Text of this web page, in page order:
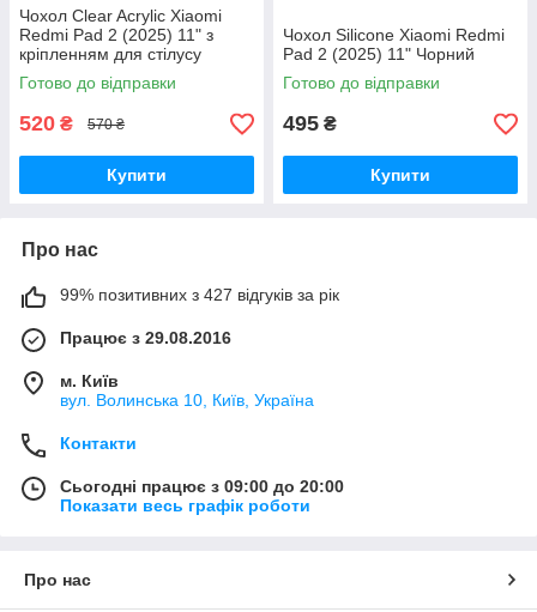
Чохол Clear Acrylic Xiaomi
Redmi Pad 2 (2025) 11" з
кріпленням для стілусу
Чорний
Готово до відправки
520 ₴ 570 ₴
Купити
Чохол Silicone Xiaomi Redmi
Pad 2 (2025) 11" Чорний
Готово до відправки
495 ₴
Купити
Про нас
99% позитивних з 427 відгуків за рік
Працює з 29.08.2016
м. Київ
вул. Волинська 10, Київ, Україна
Контакти
Сьогодні працює з 09:00 до 20:00
Показати весь графік роботи
Про нас